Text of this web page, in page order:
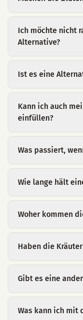
Ich möchte nicht
Alternative?
Ist es eine
Kann ich auch
einfüllen?
Was passiert,
Wie lange hält
Woher kommen
Haben die
Gibt es eine
Was kann ich mit